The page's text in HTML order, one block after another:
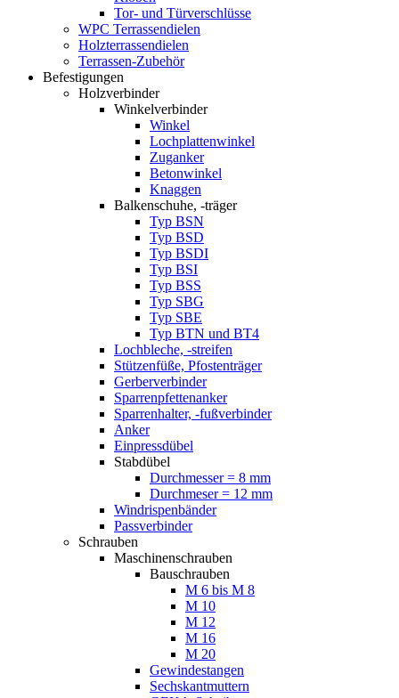
Tor- und Türverschlüsse
WPC Terrassendielen
Holzterrassendielen
Terrassen-Zubehör
Befestigungen
Holzverbinder
Winkelverbinder
Winkel
Lochplattenwinkel
Zuganker
Betonwinkel
Knaggen
Balkenschuhe, -träger
Typ BSN
Typ BSD
Typ BSDI
Typ BSI
Typ BSS
Typ SBG
Typ SBE
Typ BTN und BT4
Lochbleche, -streifen
Stützenfüße, Pfostenträger
Gerberverbinder
Sparrenpfettenanker
Sparrenhalter, -fußverbinder
Anker
Einpressdübel
Stabdübel
Durchmesser = 8 mm
Durchmeser = 12 mm
Windrispenbänder
Passverbinder
Schrauben
Maschinenschrauben
Bauschrauben
M 6 bis M 8
M 10
M 12
M 16
M 20
Gewindestangen
Sechskantmuttern